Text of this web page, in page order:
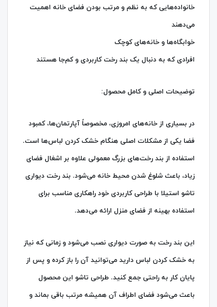
خانواده‌هایی که به نظم و مرتب بودن فضای خانه اهمیت
می‌دهند
خوابگاه‌ها و خانه‌های کوچک
افرادی که به دنبال یک بند رخت کاربردی و کم‌جا هستند
توضیحات اصلی و کامل محصول:
در بسیاری از خانه‌های امروزی، مخصوصاً آپارتمان‌ها، کمبود
فضا یکی از مشکلات اصلی هنگام خشک کردن لباس‌ها است.
استفاده از بند رخت‌های بزرگ معمولی علاوه بر اشغال فضای
زیاد، باعث شلوغ شدن محیط خانه می‌شود. بند رخت دیواری
تاشو استیلا با طراحی کاربردی خود راهکاری مناسب برای
استفاده بهینه از فضای منزل ارائه می‌دهد.
این بند رخت به صورت دیواری نصب می‌شود و زمانی که نیاز
به خشک کردن لباس دارید می‌توانید آن را باز کرده و پس از
پایان کار به راحتی جمع کنید. طراحی تاشو این محصول
باعث می‌شود فضای اطراف آن همیشه مرتب باقی بماند و